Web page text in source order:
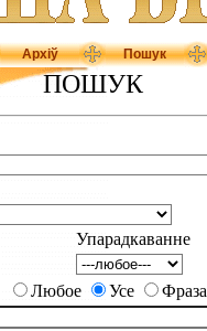
Архіў Пошук
ПОШУК
Упарадкаванне
Любое Усе Фраза